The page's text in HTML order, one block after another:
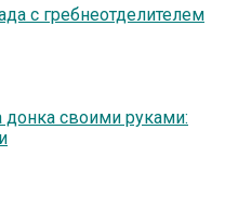
с гребнеотделителем
донка своими руками: